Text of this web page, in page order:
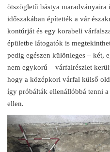
ötszögletű bástya maradványaira
időszakában építették a vár
kontúrját és egy korabeli
épületbe látogatók is
pedig egészen különleges – két,
nem egykorú – várfalrészlet
hogy a középkori várfal külső
így próbálták ellenállóbbá tenni a
ellen.